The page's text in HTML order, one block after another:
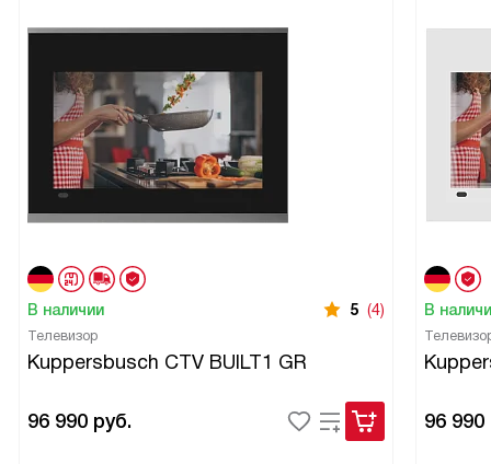
В наличии 5 (4)
Телевизор
Kuppersbusch CTV BUILT1 GR
96 990 руб.
В
96 990